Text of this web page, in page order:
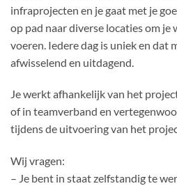
infraprojecten en je gaat met je
op pad naar diverse locaties om je
voeren. Iedere dag is uniek en dat
afwisselend en uitdagend.
Je werkt afhankelijk van het
of in teamverband en
tijdens de uitvoering van het
Wij vragen:
– Je bent in staat zelfstandig te